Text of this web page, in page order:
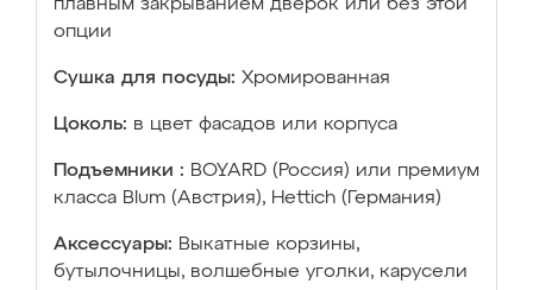
плавным закрыванием дверок или без этой
опции
Сушка для посуды: Хромированная
Цоколь: в цвет фасадов или корпуса
Подъемники : BOYARD (Россия) или премиум
класса Blum (Австрия), Hettich (Германия)
Аксессуары: Выкатные корзины,
бутылочницы, волшебные уголки, карусели